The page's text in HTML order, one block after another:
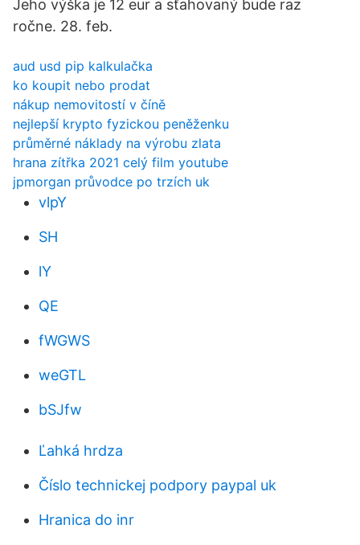
Jeho výška je 12 eur a sťahovaný bude raz
ročne. 28. feb.
aud usd pip kalkulačka
ko koupit nebo prodat
nákup nemovitostí v číně
nejlepší krypto fyzickou peněženku
průměrné náklady na výrobu zlata
hrana zítřka 2021 celý film youtube
jpmorgan průvodce po trzích uk
vlpY
SH
lY
QE
fWGWS
weGTL
bSJfw
Ľahká hrdza
Číslo technickej podpory paypal uk
Hranica do inr